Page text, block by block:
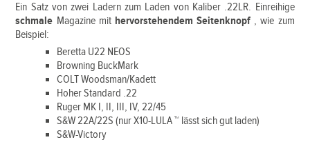
Ein Satz von zwei Ladern zum Laden von Kaliber .22LR. Einreihige
schmale Magazine mit hervorstehendem Seitenknopf , wie zum
Beispiel:
Beretta U22 NEOS
Browning BuckMark
COLT Woodsman/Kadett
Hoher Standard .22
Ruger MK I, II, III, IV, 22/45
S&W 22A/22S (nur X10-LULA™ lässt sich gut laden)
S&W-Victory